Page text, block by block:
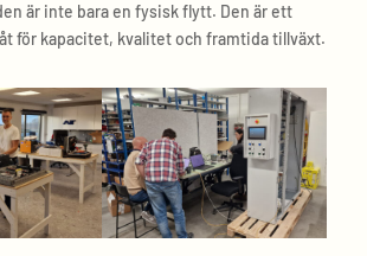
är inte bara en fysisk flytt. Den är ett
för kapacitet, kvalitet och framtida tillväxt.